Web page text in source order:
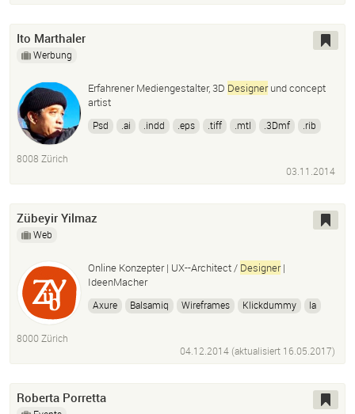
Ito Marthaler
Werbung
Erfahrener Mediengestalter, 3D Designerund concept
artist
Psd .ai .indd .eps .tiff .mtl .3Dmf
.rib
8008 Zürich
03.11.2014
Zübeyir Yilmaz
Web
Online Konzepter | UX--Architect / Designer|
IdeenMacher
Axure Balsamiq Wireframes Klickdummy
Ia
Social Media
Kampgane Ideen
8000 Zürich
04.12.2014 (aktualisiert 16.05.2017)
Roberta Porretta